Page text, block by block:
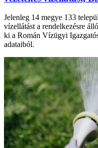
Jelenleg 14 megye 133
vízellátást a rendelkezésre
ki a Román Vízügyi
adataiból.